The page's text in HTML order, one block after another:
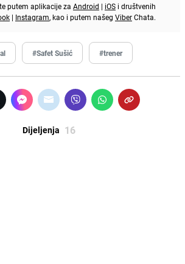
putem aplikacije za Android | iOS i društvenih
| Instagram, kao i putem našeg ViberChata.
#Safet Sušić #trener
Dijeljenja 16